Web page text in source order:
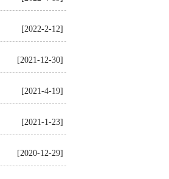
[2022-2-12]
[2021-12-30]
[2021-4-19]
[2021-1-23]
[2020-12-29]